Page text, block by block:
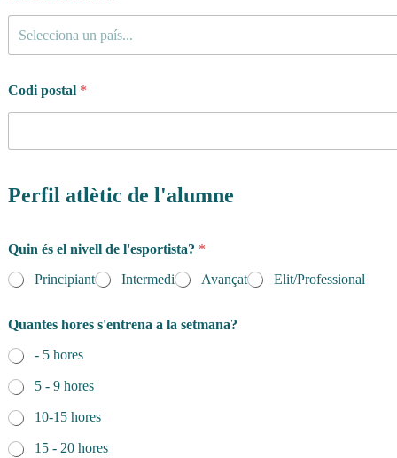
Selecciona un país...
Codi postal *
Perfil atlètic de l'alumne
Quin és el nivell de l'esportista? *
Principiant
Intermedi Avançat Elit/Professional
Quantes hores s'entrena a la setmana?
- 5 hores
5 - 9 hores
10-15 hores
15 - 20 hores